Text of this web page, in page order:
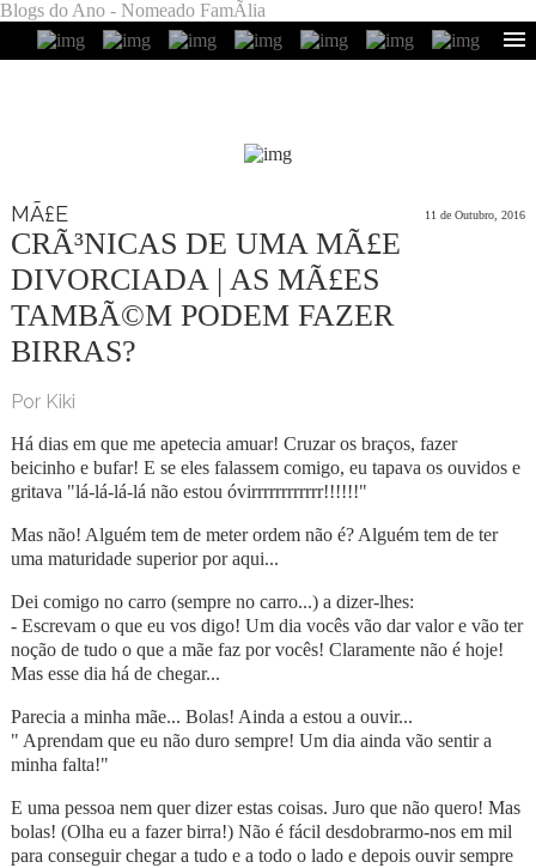
Blogs do Ano - Nomeado FamÃ­lia
MÃ£E 11 de Outubro, 2016
CRÃ³NICAS DE UMA MÃ£E
DIVORCIADA | AS MÃ£ES
TAMBÃ©M PODEM FAZER
BIRRAS?
Por Kiki
Há dias em que me apetecia amuar! Cruzar os braços, fazer
beicinho e bufar! E se eles falassem comigo, eu tapava os ouvidos e
gritava "lá-lá-lá-lá não estou óvirrrrrrrrrrrr!!!!!!"
Mas não! Alguém tem de meter ordem não é? Alguém tem de ter
uma maturidade superior por aqui...
Dei comigo no carro (sempre no carro...) a dizer-lhes:
- Escrevam o que eu vos digo! Um dia vocês vão dar valor e vão ter
noção de tudo o que a mãe faz por vocês! Claramente não é hoje!
Mas esse dia há de chegar...
Parecia a minha mãe... Bolas! Ainda a estou a ouvir...
" Aprendam que eu não duro sempre! Um dia ainda vão sentir a
minha falta!"
E uma pessoa nem quer dizer estas coisas. Juro que não quero! Mas
bolas! (Olha eu a fazer birra!) Não é fácil desdobrarmo-nos em mil
para conseguir chegar a tudo e a todo o lado e depois ouvir sempre